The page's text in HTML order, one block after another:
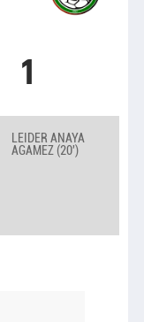
1
LEIDER ANAYA
AGAMEZ (20')